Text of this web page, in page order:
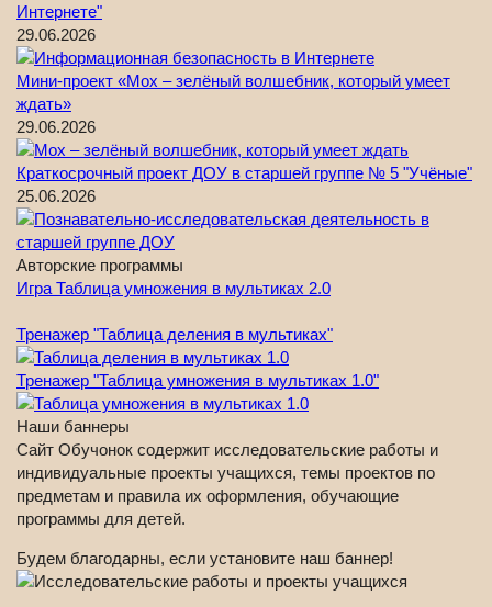
Интернете"
29.06.2026
Мини-проект «Мох – зелёный волшебник, который умеет
ждать»
29.06.2026
Краткосрочный проект ДОУ в старшей группе № 5 "Учёные"
25.06.2026
Авторские программы
Игра Таблица умножения в мультиках 2.0
Тренажер "Таблица деления в мультиках"
Тренажер "Таблица умножения в мультиках 1.0"
Наши баннеры
Сайт Обучонок содержит исследовательские работы и
индивидуальные проекты учащихся, темы проектов по
предметам и правила их оформления, обучающие
программы для детей.
Будем благодарны, если установите наш баннер!